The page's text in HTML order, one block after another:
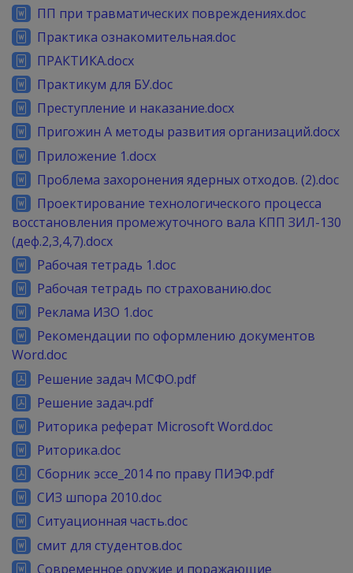
ПП при травматических повреждениях.doc
Практика ознакомительная.doc
ПРАКТИКА.docx
Практикум для БУ.doc
Преступление и наказание.docx
Пригожин А методы развития организаций.docx
Приложение 1.docx
Проблема захоронения ядерных отходов. (2).doc
Проектирование технологического процесса
восстановления промежуточного вала КПП ЗИЛ-130
(деф.2,3,4,7).docx
Рабочая тетрадь 1.doc
Рабочая тетрадь по страхованию.doc
Реклама ИЗО 1.doc
Рекомендации по оформлению документов
Word.doc
Решение задач МСФО.pdf
Решение задач.pdf
Риторика реферат Microsoft Word.doc
Риторика.doc
Сборник эссе_2014 по праву ПИЭФ.pdf
СИЗ шпора 2010.doc
Ситуационная часть.doc
смит для студентов.doc
Современное оружие и поражающие